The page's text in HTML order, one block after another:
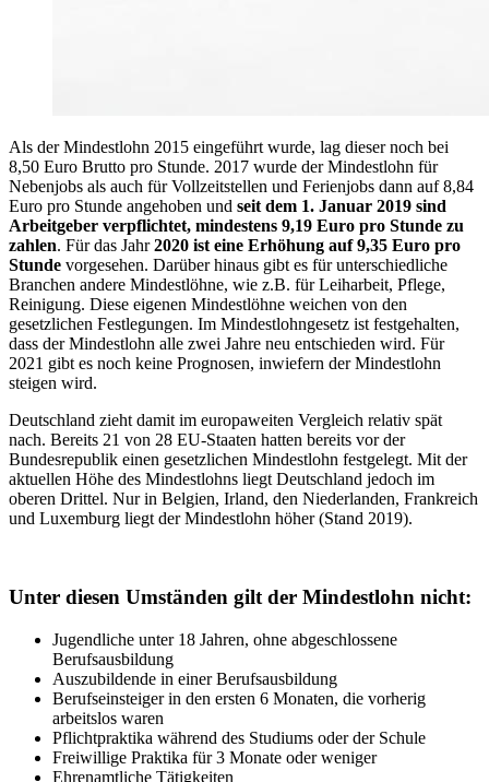
Als der Mindestlohn 2015 eingeführt wurde, lag dieser noch bei
8,50 Euro Brutto pro Stunde. 2017 wurde der Mindestlohn für
Nebenjobs als auch für Vollzeitstellen und Ferienjobs dann auf 8,84
Euro pro Stunde angehoben und seit dem 1. Januar 2019 sind
Arbeitgeber verpflichtet, mindestens 9,19 Euro pro Stunde zu
zahlen. Für das Jahr2020 ist eine Erhöhung auf 9,35 Euro pro
Stunde vorgesehen. Darüber hinaus gibt es für unterschiedliche
Branchen andere Mindestlöhne, wie z.B. für Leiharbeit, Pflege,
Reinigung. Diese eigenen Mindestlöhne weichen von den
gesetzlichen Festlegungen. Im Mindestlohngesetz ist festgehalten,
dass der Mindestlohn alle zwei Jahre neu entschieden wird. Für
2021 gibt es noch keine Prognosen, inwiefern der Mindestlohn
steigen wird.
Deutschland zieht damit im europaweiten Vergleich relativ spät
nach. Bereits 21 von 28 EU-Staaten hatten bereits vor der
Bundesrepublik einen gesetzlichen Mindestlohn festgelegt. Mit der
aktuellen Höhe des Mindestlohns liegt Deutschland jedoch im
oberen Drittel. Nur in Belgien, Irland, den Niederlanden, Frankreich
und Luxemburg liegt der Mindestlohn höher (Stand 2019).
Unter diesen Umständen gilt der Mindestlohn nicht:
Jugendliche unter 18 Jahren, ohne abgeschlossene
Berufsausbildung
Auszubildende in einer Berufsausbildung
Berufseinsteiger in den ersten 6 Monaten, die vorherig
arbeitslos waren
Pflichtpraktika während des Studiums oder der Schule
Freiwillige Praktika für 3 Monate oder weniger
Ehrenamtliche Tätigkeiten